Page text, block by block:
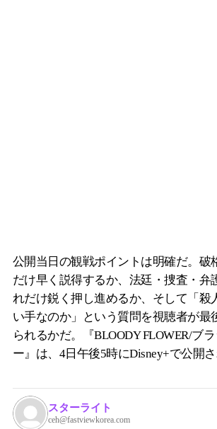
公開当日の観戦ポイントは明確だ。破
だけ早く説得するか、法廷・捜査・弁
れだけ鋭く押し進めるか、そして「殺
い手なのか」という質問を視聴者が最
られるかだ。『BLOODY FLOWER/ブ
ー』は、4日午後5時にDisney+で公開さ
スターライト
ceh@fastviewkorea.com